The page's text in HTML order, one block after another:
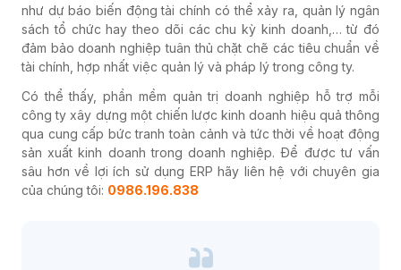
như dự báo biến động tài chính có thể xảy ra, quản lý ngân
sách tổ chức hay theo dõi các chu kỳ kinh doanh,… từ đó
đảm bảo doanh nghiệp tuân thủ chặt chẽ các tiêu chuẩn về
tài chính, hợp nhất việc quản lý và pháp lý trong công ty.
Có thể thấy, phần mềm quản trị doanh nghiệp hỗ trợ mỗi
công ty xây dựng một chiến lược kinh doanh hiệu quả thông
qua cung cấp bức tranh toàn cảnh và tức thời về hoạt động
sản xuất kinh doanh trong doanh nghiệp. Để được tư vấn
sâu hơn về lợi ích sử dụng ERP hãy liên hệ với chuyên gia
của chúng tôi: 0986.196.838